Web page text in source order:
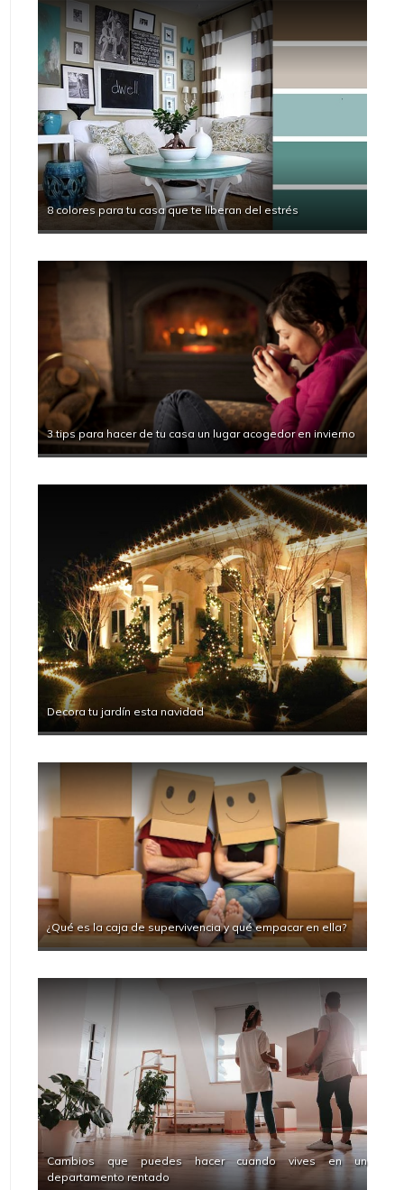
8 colores para tu casa que te liberan del estrés
3 tips para hacer de tu casa un lugar acogedor en invierno
Decora tu jardín esta navidad
¿Qué es la caja de supervivencia y qué empacar en ella?
Cambios que puedes hacer cuando vives en un
departamento rentado